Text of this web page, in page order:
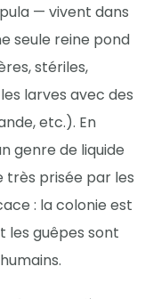
— vivent dans
seule reine pond
stériles,
larves avec des
etc.). En
genre de liquide
très prisée par les
: la colonie est
les guêpes sont